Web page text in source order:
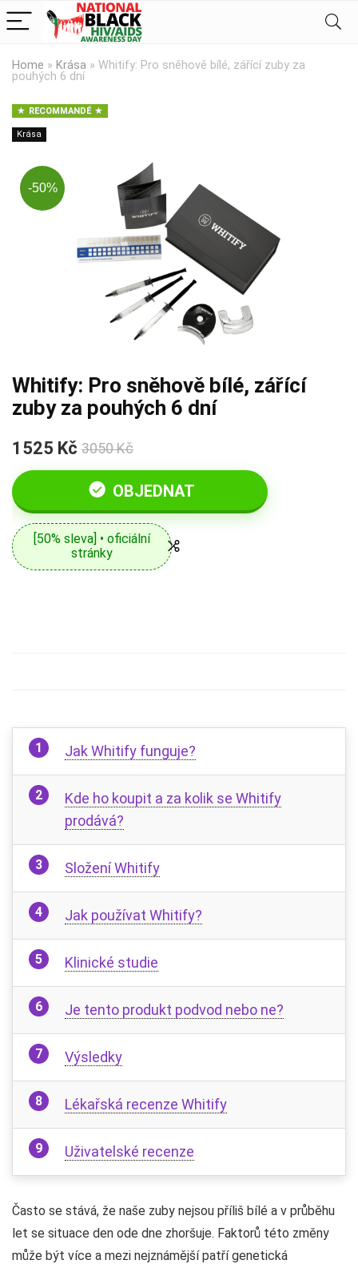
Home » Krása » Whitify: Pro sněhově bílé, zářící zuby za
pouhých 6 dní
RECOMMANDÉ
Krása
-50%
Whitify: Pro sněhově bílé, zářící
zuby za pouhých 6 dní
1525 Kč 3050 Kč
OBJEDNAT
[50% sleva] • oficiální
stránky
Jak Whitify funguje?
Kde ho koupit a za kolik se Whitify
prodává?
Složení Whitify
Jak používat Whitify?
Klinické studie
Je tento produkt podvod nebo ne?
Výsledky
Lékařská recenze Whitify
Uživatelské recenze
Často se stává, že naše zuby nejsou příliš bílé a v průběhu
let se situace den ode dne zhoršuje. Faktorů této změny
může být více a mezi nejznámější patří genetická